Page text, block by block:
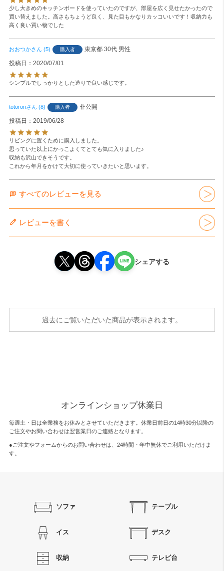
少し大きめのキッチンボードを使っていたのですが、部屋を広く見せたかったので
買い替えました。高さもちょうど良く、見た目もかなりカッコいいです！収納力も
高く良い買い物でした
おおつか 5 購入者 東京都 30代 男性
投稿日
2020/07/01
シンプルでしっかりとした造りで良い感じです。
totoron 8 購入者
非公開
投稿日
2019/06/28
リビングに置くために購入しました。
思っていた以上にかっこよくてとても気に入りました♪
収納も沢山できそうです。
これから年月をかけて大切に使っていきたいと思います。
すべてのレビューを見る
レビューを書く
シェアする
過去にご覧いただいた商品が表示されます。
オンラインショップ休業日
毎週土・日は全業務をお休みとさせていただきます。休業日前日の14時30分以降の
ご注文やお問い合わせは翌営業日のご連絡となります。
●ご注文やフォームからのお問い合わせは、 24時間・年中無休でご利用いただけま
す。
ソファ テーブル
イス デスク
収納 テレビ台